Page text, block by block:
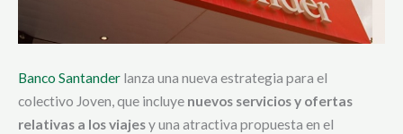
Banco Santander lanza una nueva estrategia para el
colectivo Joven, que incluye nuevos servicios y ofertas
relativas a los viajesy una atractiva propuesta en el